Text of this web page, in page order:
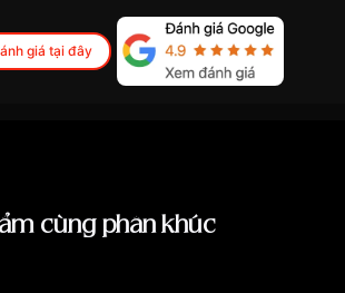
giá tại đây
cùng phân khúc